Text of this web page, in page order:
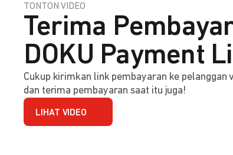
TONTON VIDEO
Terima
DOKU Payment
Cukup kirimkan link pembayaran ke
dan terima pembayaran saat itu juga!
LIHAT VIDEO